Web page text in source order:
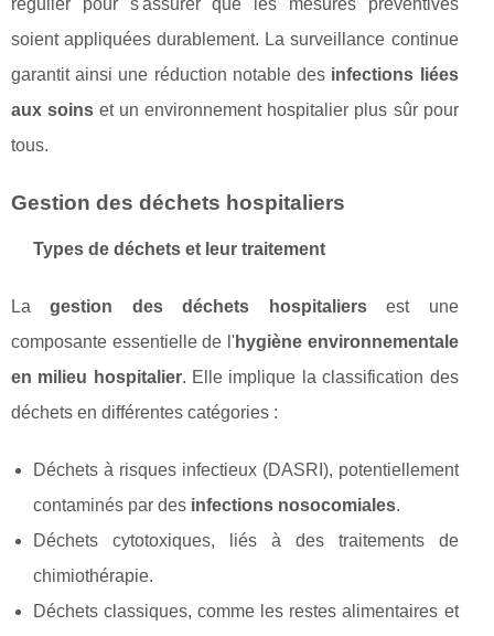
régulier pour s'assurer que les mesures préventives
soient appliquées durablement. La surveillance continue
garantit ainsi une réduction notable des infections liées
aux soins et un environnement hospitalier plus sûr pour
tous.
Gestion des déchets hospitaliers
Types de déchets et leur traitement
Lagestion des déchets hospitaliersest une
composante essentielle de l'hygiène environnementale
en milieu hospitalier. Elle implique la classification des
déchets en différentes catégories :
Déchets à risques infectieux (DASRI), potentiellement
contaminés par des infections nosocomiales.
Déchets cytotoxiques, liés à des traitements de
chimiothérapie.
Déchets classiques, comme les restes alimentaires et